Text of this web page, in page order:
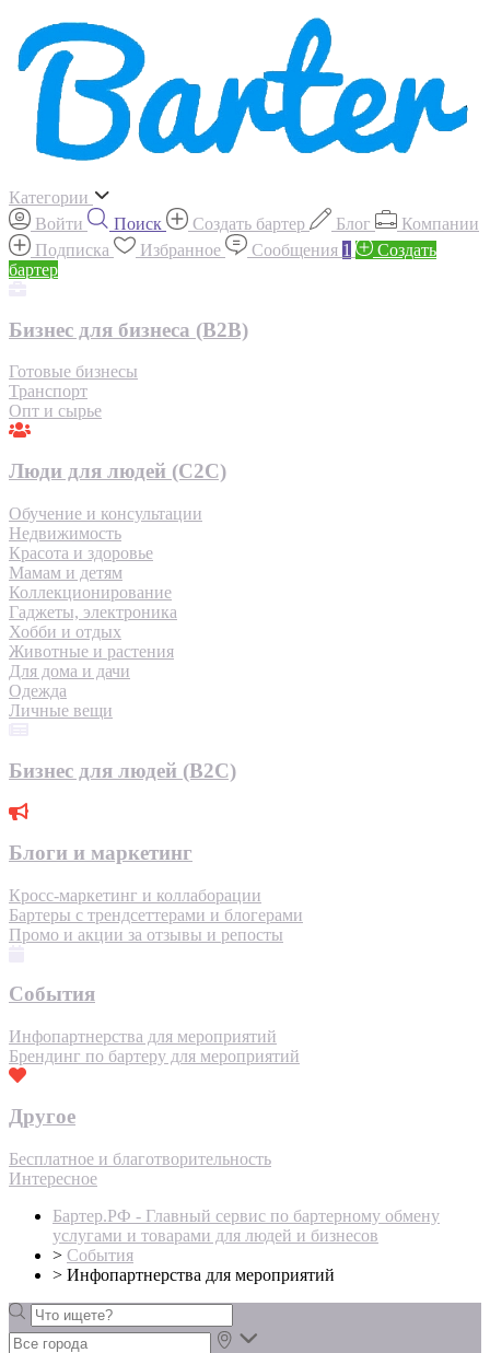
Категории
Войти
Поиск Создать бартер Блог
Компании
Подписка
Избранное Сообщения 1
Создать
бартер
Бизнес для бизнеса (B2B)
Готовые бизнесы
Транспорт
Опт и сырье
Люди для людей (С2С)
Обучение и консультации
Недвижимость
Красота и здоровье
Мамам и детям
Коллекционирование
Гаджеты, электроника
Хобби и отдых
Животные и растения
Для дома и дачи
Одежда
Личные вещи
Бизнес для людей (B2C)
Блоги и маркетинг
Кросс-маркетинг и коллаборации
Бартеры с трендсеттерами и блогерами
Промо и акции за отзывы и репосты
События
Инфопартнерства для мероприятий
Брендинг по бартеру для мероприятий
Другое
Бесплатное и благотворительность
Интересное
Бартер.РФ - Главный сервис по бартерному обмену
услугами и товарами для людей и бизнесов
> События
> Инфопартнерства для мероприятий